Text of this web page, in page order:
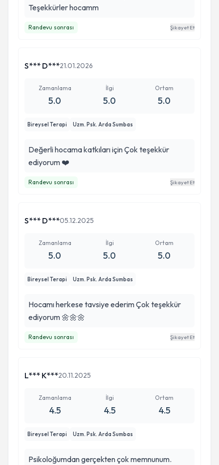
Teşekkürler hocamm
Randevu sonrası Şikayet Et
S*** D***21.01.2026
Zamanlama
5.0
İlgi
5.0
Ortam
5.0
Bireysel Terapi Uzm. Psk. Arda Sumbas
Değerli hocama katkıları için Çok teşekkür
ediyorum ❤️
Randevu sonrası Şikayet Et
S*** D***05.12.2025
Zamanlama
5.0
İlgi
5.0
Ortam
5.0
Bireysel Terapi Uzm. Psk. Arda Sumbas
Hocamı herkese tavsiye ederim Çok teşekkür
ediyorum 🌼🌼🌼
Randevu sonrası Şikayet Et
L*** K***20.11.2025
Zamanlama
4.5
İlgi
4.5
Ortam
4.5
Bireysel Terapi Uzm. Psk. Arda Sumbas
Psikoloğumdan gerçekten çok memnunum.